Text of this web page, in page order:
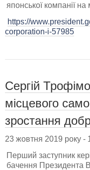
японської компанії
https://
corporation-i-57985
Сергій
місцевого
зростання
23 жовтня 2019 року -
Перший заступник
бачення Президента